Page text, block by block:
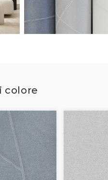
colore